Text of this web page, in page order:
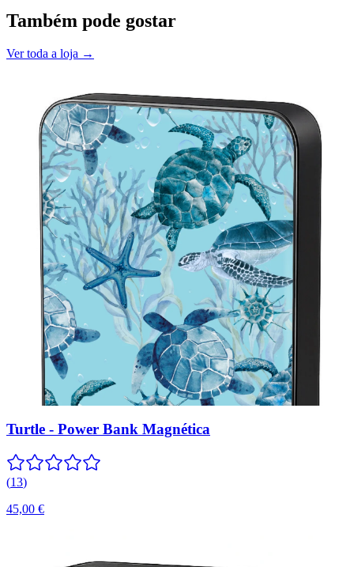
Também pode gostar
Ver toda a loja →
Turtle - Power Bank Magnética
(13)
45,00 €